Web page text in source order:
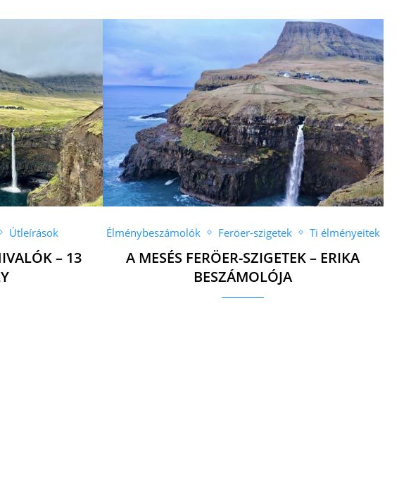
Útleírások
– 13
Élménybeszámolók Feröer-szigetek Ti élményeitek
A MESÉS FERÖER-SZIGETEK – ERIKA
BESZÁMOLÓJA